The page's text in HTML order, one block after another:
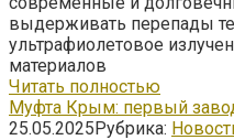
выдерживать перепады
ультрафиолетовое
материалов
Читать полностью
Муфта Крым: первый
25.05.2025Рубрика: